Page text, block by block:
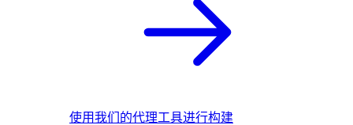
使用我们的代理工具进行构建